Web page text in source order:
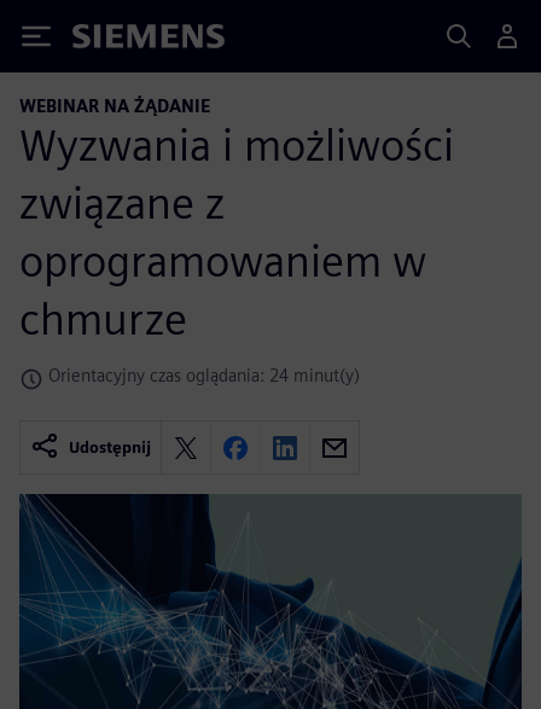
Siemens
WEBINAR NA ŻĄDANIE
Wyzwania i możliwości
związane z
oprogramowaniem w
chmurze
Orientacyjny czas oglądania: 24 minut(y)
Udostępnij